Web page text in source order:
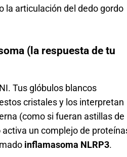
la articulación del dedo gordo
(la respuesta de tu
Tus glóbulos blancos
cristales y los interpretan
(como si fueran astillas de
un complejo de
inflamasoma NLRP3.